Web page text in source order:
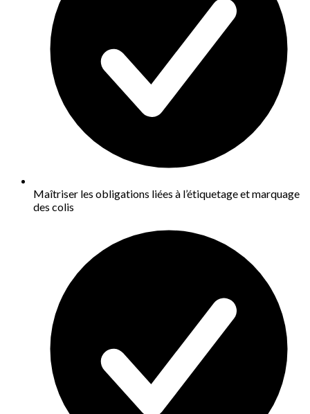
Maîtriser les obligations liées à l’étiquetage et marquage
des colis